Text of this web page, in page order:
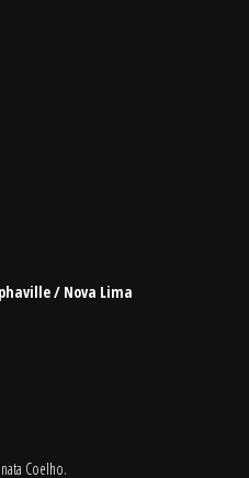
/ Nova Lima
Coelho.